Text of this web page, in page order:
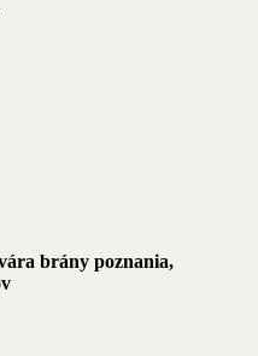
brány poznania,